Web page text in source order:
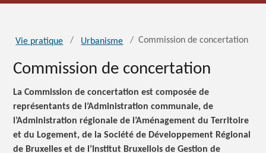
Vie pratique Urbanisme Commission de concertation
Commission de concertation
La Commission de concertation est composée de
représentants de l’Administration communale, de
l’Administration régionale de l’Aménagement du Territoire
et du Logement, de la Société de Développement Régional
de Bruxelles et de l’Institut Bruxellois de Gestion de